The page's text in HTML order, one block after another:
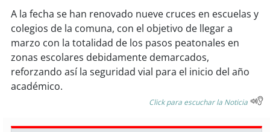
soy sanantonio
chillán
soysancarlos
A la fecha se han renovado nueve cruces en escuelas y
colegios de la comuna, con el objetivo de llegar a
marzo con la totalidad de los pasos peatonales en
zonas escolares debidamente demarcados,
reforzando así la seguridad vial para el inicio del año
académico.
Click para escuchar la Noticia